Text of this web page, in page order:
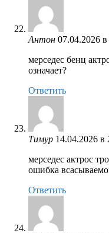
Антон 07.04.2026
мерседес бенц
означает?
Ответить
Тимур 14.04.2026 в
мерседес актрос
ошибка
Ответить